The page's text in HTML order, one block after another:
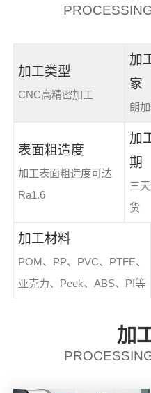
加工类型
CNC高精密加工
加
家
朗
表面粗造度
加工表面粗造度可达
Ra1.6
加
期
三
货
加工材料
POM、PP、PVC、PTFE、
亚克力、Peek、ABS、PI等
加